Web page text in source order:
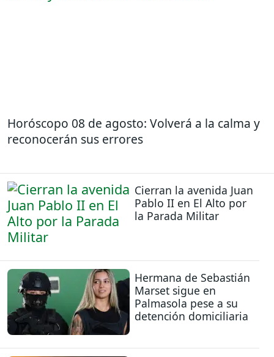
Horóscopo 08 de agosto: Volverá a la calma y
reconocerán sus errores
Cierran la avenida Juan
Pablo II en El Alto por
la Parada Militar
Hermana de Sebastián
Marset sigue en
Palmasola pese a su
detención domiciliaria